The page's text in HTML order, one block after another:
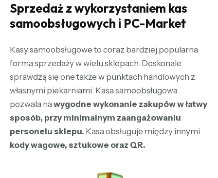
Sprzedaż z wykorzystaniem kas
samoobsługowych i PC-Market
Kasy samoobsługowe to coraz bardziej popularna
forma sprzedaży w wielu sklepach. Doskonale
sprawdzą się one także w punktach handlowych z
własnymi piekarniami. Kasa samoobsługowa
pozwala nawygodne wykonanie zakupów w łatwy
sposób, przy minimalnym zaangażowaniu
personelu sklepu. Kasa obsługuje między innymi
kody wagowe, sztukowe oraz QR.